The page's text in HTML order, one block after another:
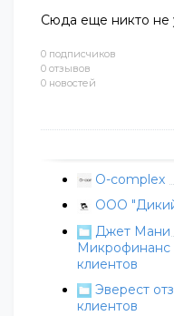
0 подписчиков
0 отзывов
0 новостей
O-complex
ООО
Джет Мани
Микрофинанс
клиентов
Эверест
клиентов
Сюда еще никто не